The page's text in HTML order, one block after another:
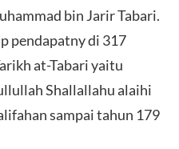
bin Jarir Tabari.
pendapatny di 317
at-Tabari yaitu
Shallallahu alaihi
sampai tahun 179